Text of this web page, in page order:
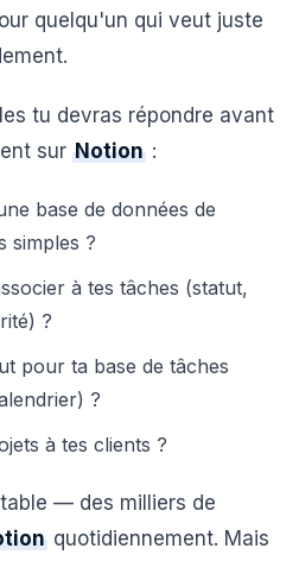
quelqu'un qui veut juste
tu devras répondre avant
sur Notion :
base de données de
simples ?
à tes tâches (statut,
?
pour ta base de tâches
?
à tes clients ?
— des milliers de
quotidiennement. Mais